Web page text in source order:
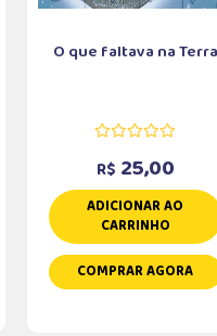
O que faltava na Terra
R$ 25,00
ADICIONAR AO
CARRINHO
COMPRAR AGORA